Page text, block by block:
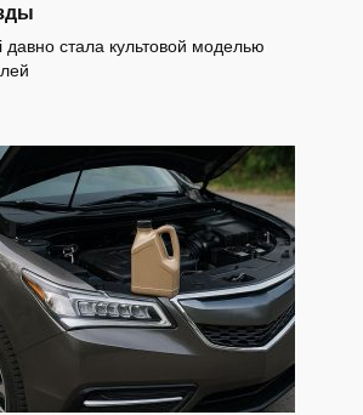
давно стала культовой моделью